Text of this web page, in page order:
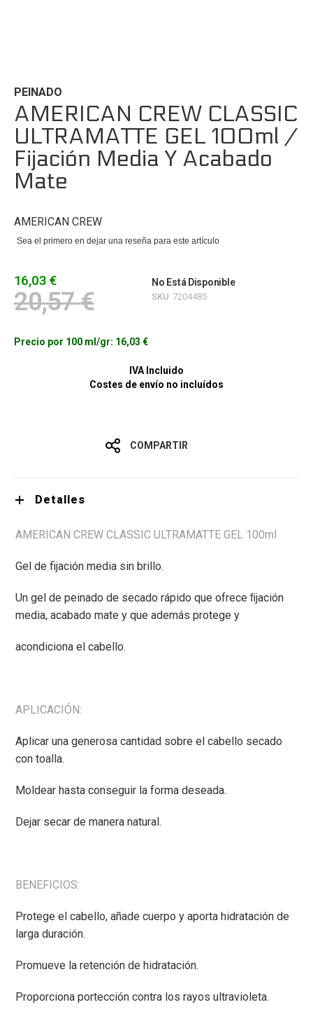
de
la
galería
imágenes
PEINADO
AMERICAN CREW CLASSIC
ULTRAMATTE GEL 100ml /
Fijación Media Y Acabado
Mate
AMERICAN CREW
Sea el primero en dejar una reseña para este artículo
16,03 €
20,57 €
No Está Disponible
SKU 7204485
Precio por 100 ml/gr: 16,03 €
IVA Incluido
Costes de envío no incluídos
COMPARTIR
Detalles
AMERICAN CREW CLASSIC ULTRAMATTE GEL 100ml
Gel de fijación media sin brillo.
Un gel de peinado de secado rápido que ofrece ﬁjación
media, acabado mate y que además protege y
acondiciona el cabello.
APLICACIÓN:
Aplicar una generosa cantidad sobre el cabello secado
con toalla.
Moldear hasta conseguir la forma deseada.
Dejar secar de manera natural.
BENEFICIOS:
Protege el cabello, añade cuerpo y aporta hidratación de
larga duración.
Promueve la retención de hidratación.
Proporciona portección contra los rayos ultravioleta.